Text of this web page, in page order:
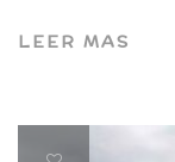
LEER MAS